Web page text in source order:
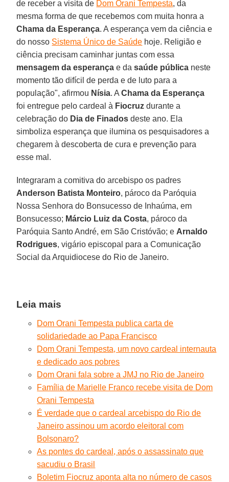
de receber a visita de Dom Orani Tempesta, da
mesma forma de que recebemos com muita honra a
Chama da Esperança. A esperança vem da ciência e
do nosso Sistema Único de Saúde hoje. Religião e
ciência precisam caminhar juntas com essa
mensagem da esperança e dasaúde pública neste
momento tão difícil de perda e de luto para a
população", afirmou Nísia. AChama da Esperança
foi entregue pelo cardeal à Fiocruz durante a
celebração do Dia de Finados deste ano. Ela
simboliza esperança que ilumina os pesquisadores a
chegarem à descoberta de cura e prevenção para
esse mal.
Integraram a comitiva do arcebispo os padres
Anderson Batista Monteiro, pároco da Paróquia
Nossa Senhora do Bonsucesso de Inhaúma, em
Bonsucesso; Márcio Luiz da Costa, pároco da
Paróquia Santo André, em São Cristóvão; e Arnaldo
Rodrigues, vigário episcopal para a Comunicação
Social da Arquidiocese do Rio de Janeiro.
Leia mais
Dom Orani Tempesta publica carta de
solidariedade ao Papa Francisco
Dom Orani Tempesta, um novo cardeal internauta
e dedicado aos pobres
Dom Orani fala sobre a JMJ no Rio de Janeiro
Família de Marielle Franco recebe visita de Dom
Orani Tempesta
É verdade que o cardeal arcebispo do Rio de
Janeiro assinou um acordo eleitoral com
Bolsonaro?
As pontes do cardeal, após o assassinato que
sacudiu o Brasil
Boletim Fiocruz aponta alta no número de casos